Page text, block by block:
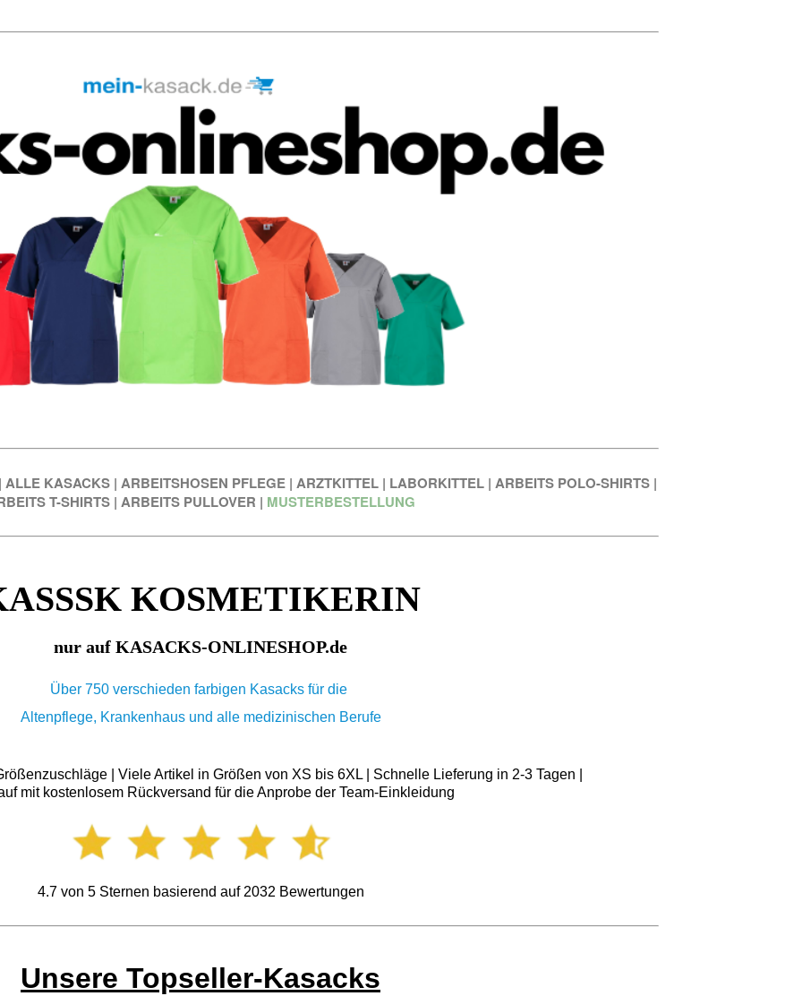
ALLE KASACKS | ARBEITSHOSEN PFLEGE | ARZTKITTEL | LABORKITTEL | ARBEITS POLO-SHIRTS |
T-SHIRTS | ARBEITS PULLOVER | MUSTERBESTELLUNG
KOSMETIKERIN
nur auf KASACKS-ONLINESHOP.de
Über 750 verschieden farbigen Kasacks für die
Altenpflege, Krankenhaus und alle medizinischen Berufe
| Viele Artikel in Größen von XS bis 6XL | Schnelle Lieferung in 2-3 Tagen |
mit kostenlosem Rückversand für die Anprobe der Team-Einkleidung
4.7von 5Sternen basierend auf 2032 Bewertungen
Unsere Topseller-Kasacks